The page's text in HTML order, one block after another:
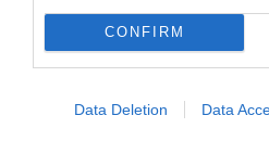
CONFIRM
Data Deletion Data
Ακολουθήστε το